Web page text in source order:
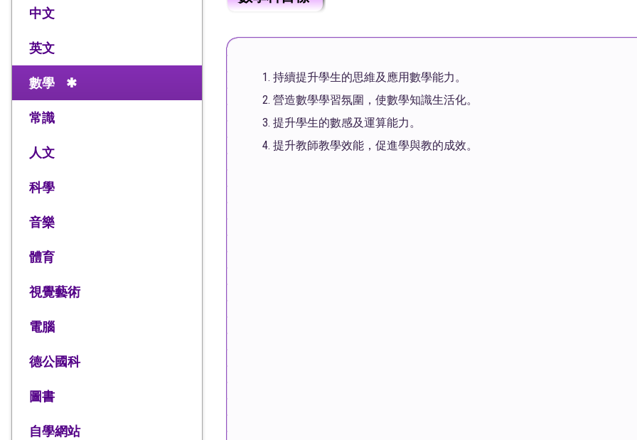
中文
英文
數學
常識
人文
科學
音樂
體育
視覺藝術
電腦
德公國科
圖書
自學網站
持續提升學生的思維及應用數學能力。
營造數學學習氛圍，使數學知識生活化。
提升學生的數感及運算能力。
提升教師教學效能，促進學與教的成效。